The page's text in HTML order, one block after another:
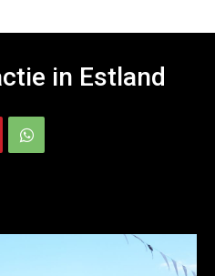
in Estland